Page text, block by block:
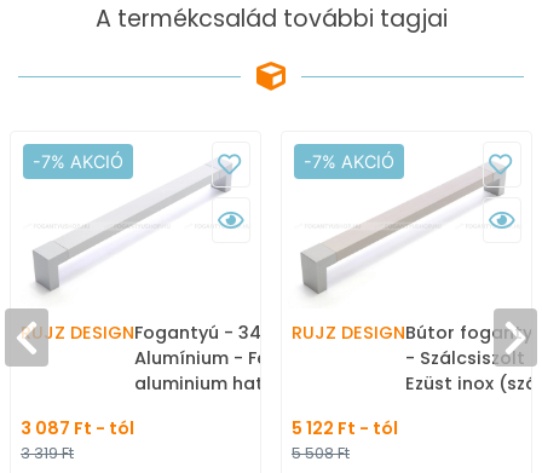
A termékcsalád további tagjai
-7% AKCIÓ
RUJZ DESIGNFogantyú - 347.20 -
Alumínium - Festett
aluminium hatás -
Több méretben gyártott
fém bútorfogantyú
3 087 Ft - tól
3 319 Ft
-7% AKCIÓ
RUJZ DESIGNBútor
- Szálcsiszolt
Ezüst inox
5 122 Ft - tól
5 508 Ft